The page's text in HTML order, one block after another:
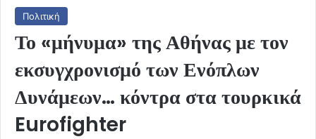
Πολιτική
Το «μήνυμα» της Αθήνας με τον
εκσυγχρονισμό των Ενόπλων
Δυνάμεων… κόντρα στα τουρκικά
Eurofighter